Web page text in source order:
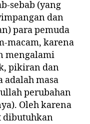
sebab (yang
dan
para pemuda
macam, karena
mengalami
pikiran dan
adalah masa
perubahan
Oleh karena
dibutuhkan